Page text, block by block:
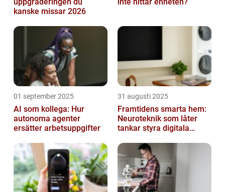
kanske missar 2026
01 september 2025
AI som kollega: Hur
autonoma agenter
ersätter arbetsuppgifter
31 augusti 2025
Framtidens smarta hem:
Neuroteknik som låter
tankar styra digitala